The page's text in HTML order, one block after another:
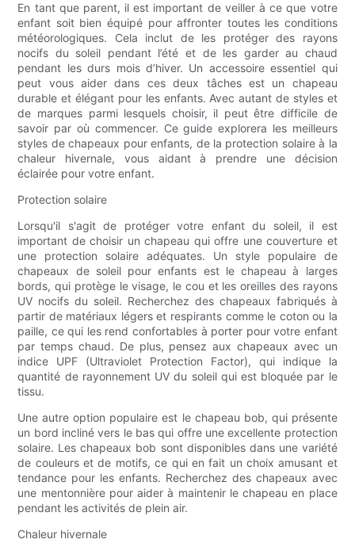
En tant que parent, il est important de veiller à ce que votre
enfant soit bien équipé pour affronter toutes les conditions
météorologiques. Cela inclut de les protéger des rayons
nocifs du soleil pendant l’été et de les garder au chaud
pendant les durs mois d’hiver. Un accessoire essentiel qui
peut vous aider dans ces deux tâches est un chapeau
durable et élégant pour les enfants. Avec autant de styles et
de marques parmi lesquels choisir, il peut être difficile de
savoir par où commencer. Ce guide explorera les meilleurs
styles de chapeaux pour enfants, de la protection solaire à la
chaleur hivernale, vous aidant à prendre une décision
éclairée pour votre enfant.
Protection solaire
Lorsqu'il s'agit de protéger votre enfant du soleil, il est
important de choisir un chapeau qui offre une couverture et
une protection solaire adéquates. Un style populaire de
chapeaux de soleil pour enfants est le chapeau à larges
bords, qui protège le visage, le cou et les oreilles des rayons
UV nocifs du soleil. Recherchez des chapeaux fabriqués à
partir de matériaux légers et respirants comme le coton ou la
paille, ce qui les rend confortables à porter pour votre enfant
par temps chaud. De plus, pensez aux chapeaux avec un
indice UPF (Ultraviolet Protection Factor), qui indique la
quantité de rayonnement UV du soleil qui est bloquée par le
tissu.
Une autre option populaire est le chapeau bob, qui présente
un bord incliné vers le bas qui offre une excellente protection
solaire. Les chapeaux bob sont disponibles dans une variété
de couleurs et de motifs, ce qui en fait un choix amusant et
tendance pour les enfants. Recherchez des chapeaux avec
une mentonnière pour aider à maintenir le chapeau en place
pendant les activités de plein air.
Chaleur hivernale